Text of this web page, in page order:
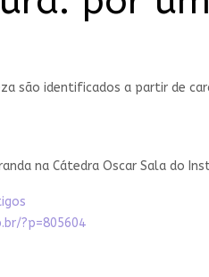
são identificados a partir de
na Cátedra Oscar Sala do
?p=805604